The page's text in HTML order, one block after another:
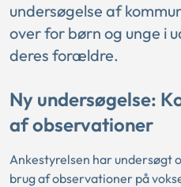
undersøgelse af
over for børn og unge i
deres forældre.
Ny undersøgelse:
af observationer
Ankestyrelsen har undersøgt
brug af observationer på